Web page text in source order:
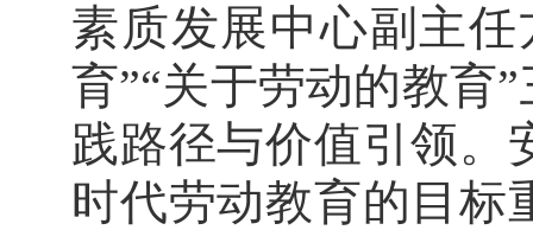
素质发展中心副主
育”“关于劳动的教育
践路径与价值引领。
时代劳动教育的目标